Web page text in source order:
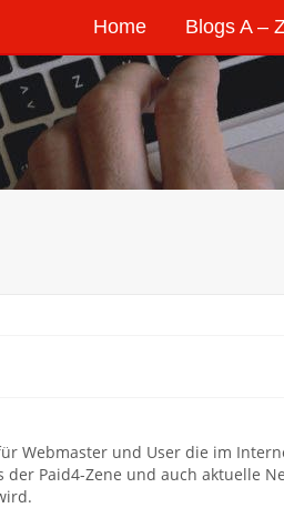
Home Blogs A –
Webmaster und User die im
Paid4-Zene und auch aktuelle